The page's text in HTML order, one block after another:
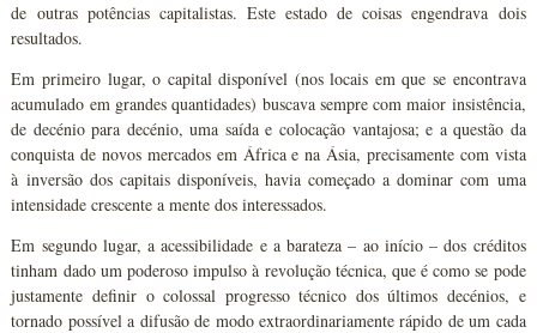
de outras potências capitalistas. Este estado de coisas engendrava dois
resultados.
Em primeiro lugar, o capital disponível (nos locais em que se encontrava
acumulado em grandes quantidades) buscava sempre com maior insistência,
de decénio para decénio, uma saída e colocação vantajosa; e a questão da
conquista de novos mercados em África e na Ásia, precisamente com vista
à inversão dos capitais disponíveis, havia começado a dominar com uma
intensidade crescente a mente dos interessados.
Em segundo lugar, a acessibilidade e a barateza – ao início – dos créditos
tinham dado um poderoso impulso à revolução técnica, que é como se pode
justamente definir o colossal progresso técnico dos últimos decénios, e
tornado possível a difusão de modo extraordinariamente rápido de um cada